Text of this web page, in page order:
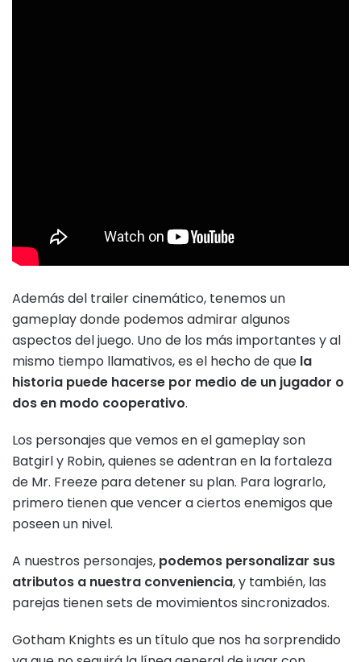
Además del trailer cinemático, tenemos un
gameplay donde podemos admirar algunos
aspectos del juego. Uno de los más importantes y al
mismo tiempo llamativos, es el hecho de que la
historia puede hacerse por medio de un jugador o
dos en modo cooperativo.
Los personajes que vemos en el gameplay son
Batgirl y Robin, quienes se adentran en la fortaleza
de Mr. Freeze para detener su plan. Para lograrlo,
primero tienen que vencer a ciertos enemigos que
poseen un nivel.
A nuestros personajes, podemos personalizar sus
atributos a nuestra conveniencia, y también, las
parejas tienen sets de movimientos sincronizados.
Gotham Knights es un título que nos ha sorprendido